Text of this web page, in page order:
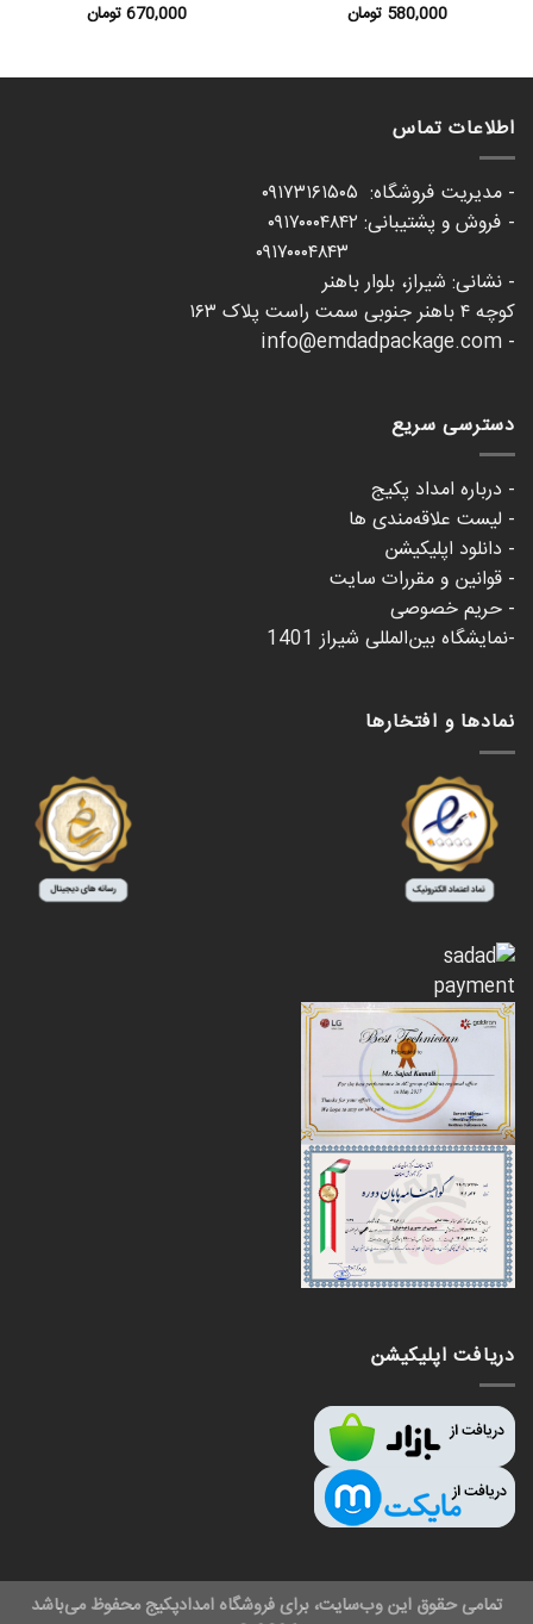
580,000 تومان
670,000 تومان
اطلاعات تماس
- مدیریت فروشگاه: ۰۹۱۷۳۱۶۱۵۰۵
- فروش و پشتیبانی: ۰۹۱۷۰۰۰۴۸۴۲
- نشانی: شیراز، بلوار باهنر
کوچه ۴ باهنر جنوبی سمت راست پلاک ۱۶۳
- info@emdadpackage.com
دسترسی سریع
- درباره امداد پکیج
- لیست علاقه‌مندی ها
- دانلود اپلیکیشن
- قوانین و مقررات سایت
- حریم خصوصی
-نمایشگاه بین‌المللی شیراز 1401
نمادها و افتخارها
دریافت اپلیکیشن
تمامی حقوق این وب‌سایت، برای فروشگاه امدادپکیج محفوظ می‌باشد